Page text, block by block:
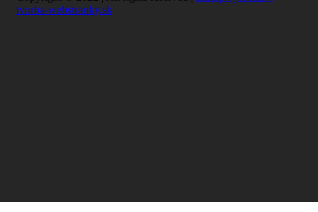
tvorba-webstranky.sk